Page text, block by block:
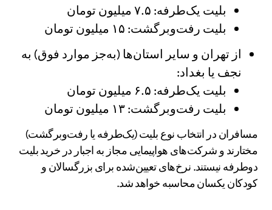
بلیت یک‌طرفه: ۷.۵ میلیون تومان
بلیت رفت‌وبرگشت: ۱۵ میلیون تومان
از تهران و سایر استان‌ها (به‌جز موارد فوق) به
نجف یا بغداد:
بلیت یک‌طرفه: ۶.۵ میلیون تومان
بلیت رفت‌وبرگشت: ۱۳ میلیون تومان
مسافران در انتخاب نوع بلیت (یک‌طرفه یا رفت‌وبرگشت)
مختارند و شرکت‌های هواپیمایی مجاز به اجبار در خرید بلیت
دوطرفه نیستند. نرخ‌های تعیین‌شده برای بزرگسالان و
کودکان یکسان محاسبه خواهد شد.